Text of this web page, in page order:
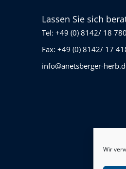
Wir
Lassen Sie sich
Tel: +49 (0) 8142/ 18 780
Fax: +49 (0) 8142/ 17
info@anetsberger-